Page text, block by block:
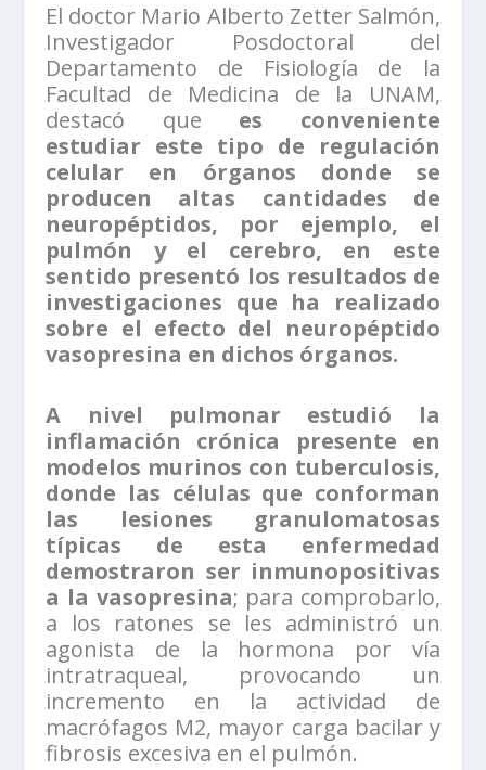
El doctor Mario Alberto Zetter Salmón,
Investigador Posdoctoral del
Departamento de Fisiología de la
Facultad de Medicina de la UNAM,
destacó que es conveniente
estudiar este tipo de regulación
celular en órganos donde se
producen altas cantidades de
neuropéptidos, por ejemplo, el
pulmón y el cerebro, en este
sentido presentó los resultados de
investigaciones que ha realizado
sobre el efecto del neuropéptido
vasopresina en dichos órganos.
A nivel pulmonar estudió la
inflamación crónica presente en
modelos murinos con tuberculosis,
donde las células que conforman
las lesiones granulomatosas
típicas de esta enfermedad
demostraron ser inmunopositivas
a la vasopresina; para comprobarlo,
a los ratones se les administró un
agonista de la hormona por vía
intratraqueal, provocando un
incremento en la actividad de
macrófagos M2, mayor carga bacilar y
fibrosis excesiva en el pulmón.